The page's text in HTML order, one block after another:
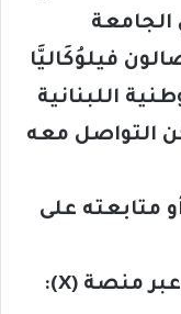
الجامعة
فيلوُكَاليَّا
اللبنانية
التواصل معه
متابعته على
عبر منصة (X
):